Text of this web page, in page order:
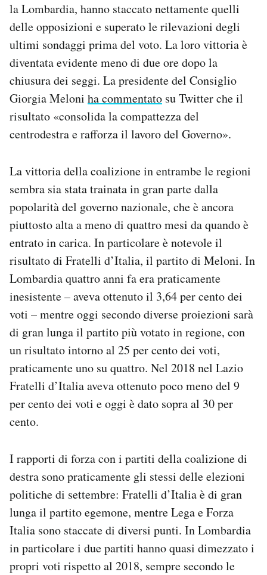
Esci
la Lombardia, hanno staccato nettamente quelli
delle opposizioni e superato le rilevazioni degli
ultimi sondaggi prima del voto. La loro vittoria è
diventata evidente meno di due ore dopo la
chiusura dei seggi. La presidente del Consiglio
Giorgia Meloni ha commentato su Twitter che il
risultato «consolida la compattezza del
centrodestra e rafforza il lavoro del Governo».
La vittoria della coalizione in entrambe le regioni
sembra sia stata trainata in gran parte dalla
popolarità del governo nazionale, che è ancora
piuttosto alta a meno di quattro mesi da quando è
entrato in carica. In particolare è notevole il
risultato di Fratelli d’Italia, il partito di Meloni. In
Lombardia quattro anni fa era praticamente
inesistente – aveva ottenuto il 3,64 per cento dei
voti – mentre oggi secondo diverse proiezioni sarà
di gran lunga il partito più votato in regione, con
un risultato intorno al 25 per cento dei voti,
praticamente uno su quattro. Nel 2018 nel Lazio
Fratelli d’Italia aveva ottenuto poco meno del 9
per cento dei voti e oggi è dato sopra al 30 per
cento.
I rapporti di forza con i partiti della coalizione di
destra sono praticamente gli stessi delle elezioni
politiche di settembre: Fratelli d’Italia è di gran
lunga il partito egemone, mentre Lega e Forza
Italia sono staccate di diversi punti. In Lombardia
in particolare i due partiti hanno quasi dimezzato i
propri voti rispetto al 2018, sempre secondo le